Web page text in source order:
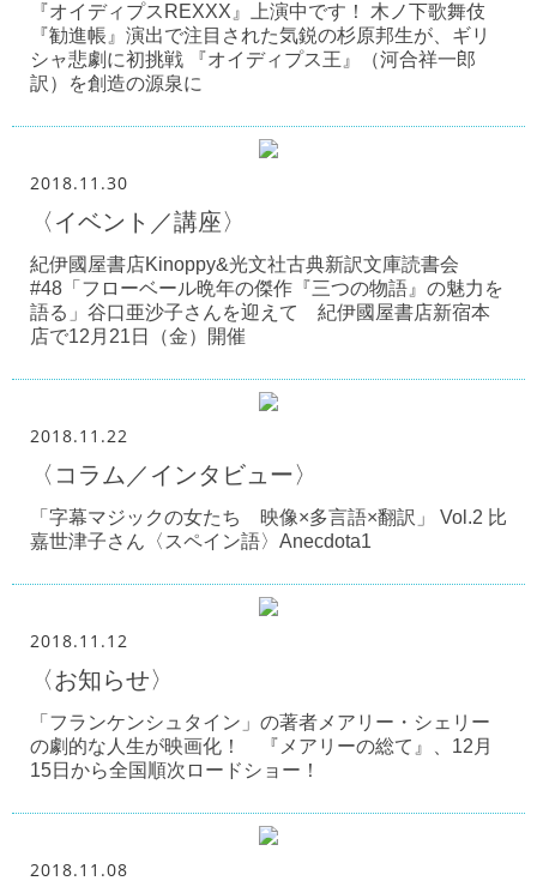
『オイディプスREXXX』上演中です！ 木ノ下歌舞伎
『勧進帳』演出で注目された気鋭の杉原邦生が、ギリ
シャ悲劇に初挑戦 『オイディプス王』（河合祥一郎
訳）を創造の源泉に
2018.11.30
〈イベント／講座〉
紀伊國屋書店Kinoppy&光文社古典新訳文庫読書会
#48「フローベール晩年の傑作『三つの物語』の魅力を
語る」谷口亜沙子さんを迎えて 紀伊國屋書店新宿本
店で12月21日（金）開催
2018.11.22
〈コラム／インタビュー〉
「字幕マジックの女たち 映像×多言語×翻訳」 Vol.2 比
嘉世津子さん〈スペイン語〉Anecdota1
2018.11.12
〈お知らせ〉
「フランケンシュタイン」の著者メアリー・シェリー
の劇的な人生が映画化！ 『メアリーの総て』、12月
15日から全国順次ロードショー！
2018.11.08